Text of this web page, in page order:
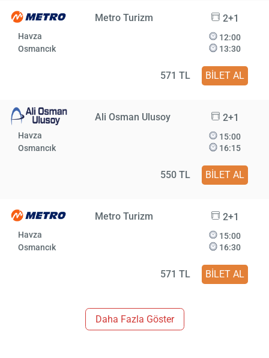
Metro Turizm 2+1
Havza
Osmancık
12:00
13:30
571 TL BİLET AL
Ali Osman Ulusoy 2+1
Havza
Osmancık
15:00
16:15
550 TL BİLET AL
Metro Turizm 2+1
Havza
Osmancık
15:00
16:30
571 TL BİLET AL
Daha Fazla Göster